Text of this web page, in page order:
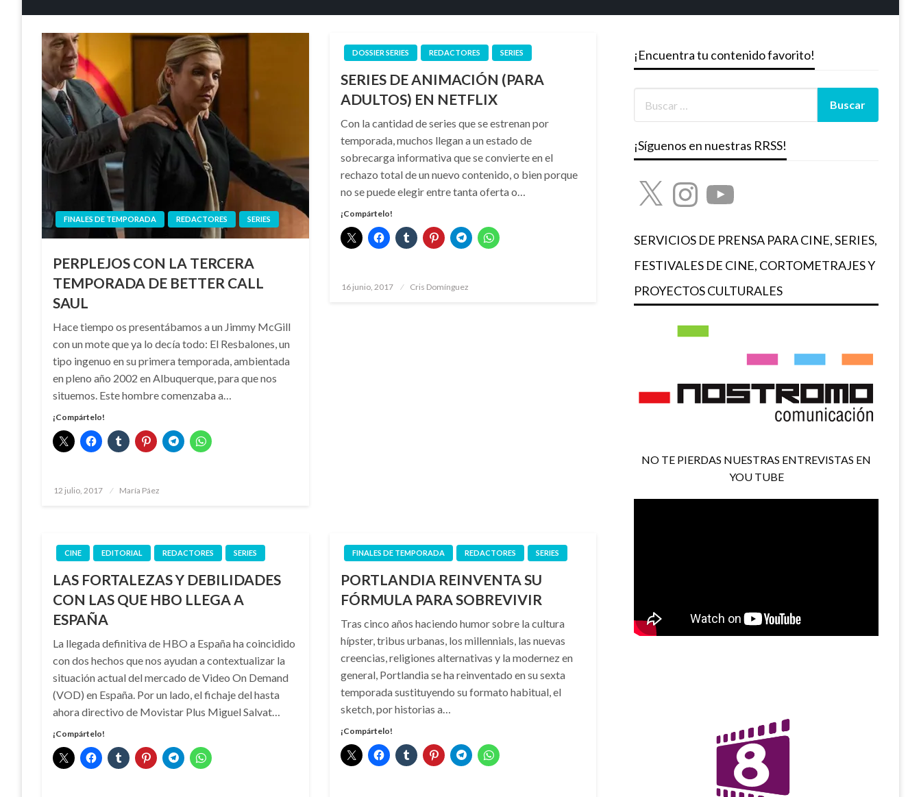
FINALES DE TEMPORADA REDACTORES SERIES
PERPLEJOS CON LA TERCERA
TEMPORADA DE BETTER CALL
SAUL
Hace tiempo os presentábamos a un Jimmy McGill
con un mote que ya lo decía todo: El Resbalones, un
tipo ingenuo en su primera temporada, ambientada
en pleno año 2002 en Albuquerque, para que nos
situemos. Este hombre comenzaba a…
¡Compártelo!
Publicado
12 julio, 2017 María Páez
DOSSIER SERIES REDACTORES SERIES
SERIES DE ANIMACIÓN (PARA
ADULTOS) EN NETFLIX
Con la cantidad de series que se estrenan por
temporada, muchos llegan a un estado de
sobrecarga informativa que se convierte en el
rechazo total de un nuevo contenido, o bien porque
no se puede elegir entre tanta oferta o…
¡Compártelo!
Publicado
16 junio, 2017 Cris Domínguez
CINE EDITORIAL REDACTORES SERIES
LAS FORTALEZAS Y DEBILIDADES
CON LAS QUE HBO LLEGA A
ESPAÑA
La llegada definitiva de HBO a España ha coincidido
con dos hechos que nos ayudan a contextualizar la
situación actual del mercado de Video On Demand
(VOD) en España. Por un lado, el fichaje del hasta
ahora directivo de Movistar Plus Miguel Salvat…
¡Compártelo!
FINALES DE TEMPORADA REDACTORES SERIES
PORTLANDIA REINVENTA SU
FÓRMULA PARA SOBREVIVIR
Tras cinco años haciendo humor sobre la cultura
hípster, tribus urbanas, los millennials, las nuevas
creencias, religiones alternativas y la modernez en
general, Portlandia se ha reinventado en su sexta
temporada sustituyendo su formato habitual, el
sketch, por historias a…
¡Compártelo!
¡Encuentra tu contenido favorito!
¡Síguenos en nuestras RRSS!
X InstagramYouTube
SERVICIOS DE PRENSA PARA CINE, SERIES,
FESTIVALES DE CINE, CORTOMETRAJES Y
PROYECTOS CULTURALES
NO TE PIERDAS NUESTRAS ENTREVISTAS EN
YOU TUBE